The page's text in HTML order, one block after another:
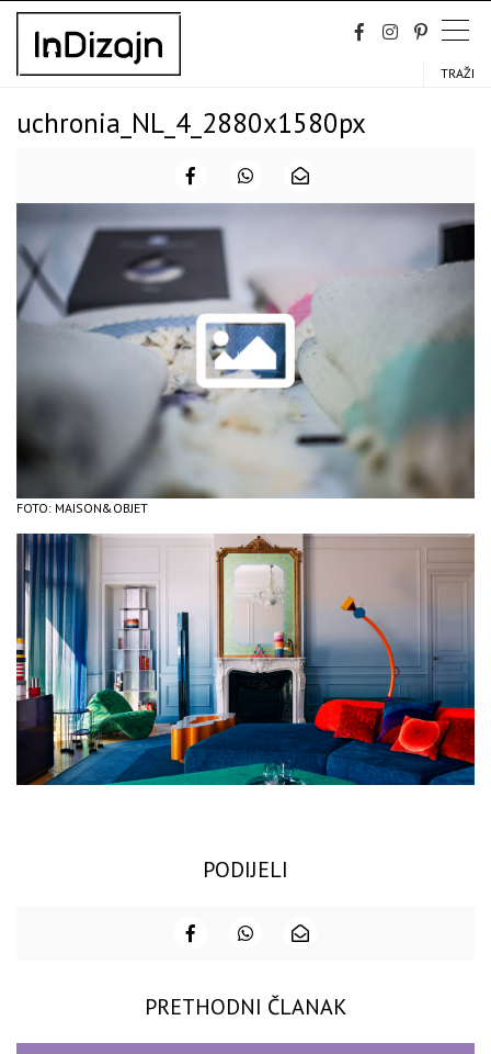
Skip
content
TRAŽI
uchronia_NL_4_2880x1580px
FOTO: MAISON&OBJET
PODIJELI
PRETHODNI ČLANAK